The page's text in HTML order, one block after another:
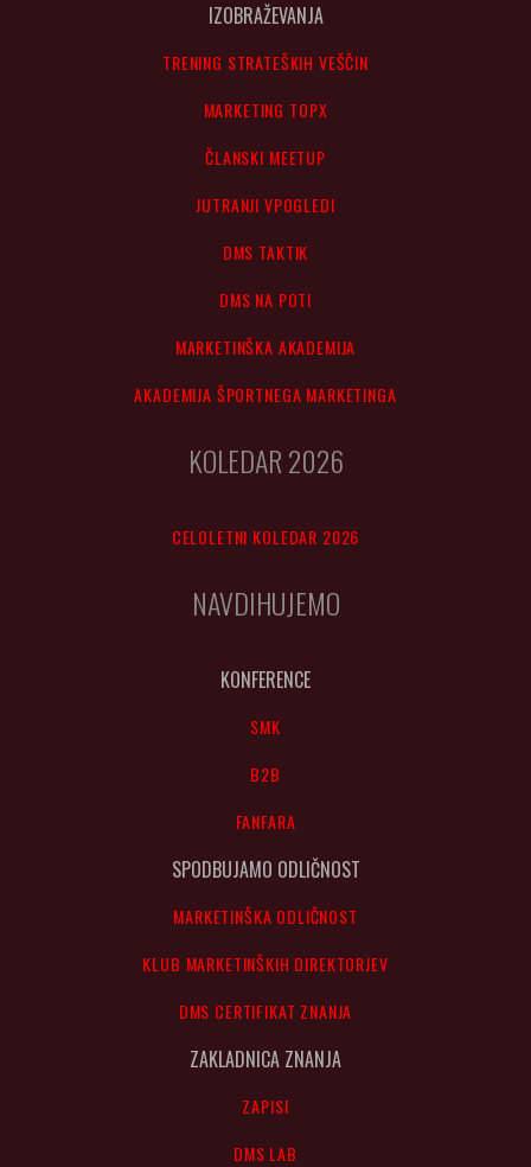
IZOBRAŽEVANJA
TRENING STRATEŠKIH VEŠČIN
MARKETING TOPX
ČLANSKI MEETUP
JUTRANJI VPOGLEDI
DMS TAKTIK
DMS NA POTI
MARKETINŠKA AKADEMIJA
AKADEMIJA ŠPORTNEGA MARKETINGA
KOLEDAR 2026
CELOLETNI KOLEDAR 2026
NAVDIHUJEMO
KONFERENCE
SMK
B2B
FANFARA
SPODBUJAMO ODLIČNOST
MARKETINŠKA ODLIČNOST
KLUB MARKETINŠKIH DIREKTORJEV
DMS CERTIFIKAT ZNANJA
ZAKLADNICA ZNANJA
ZAPISI
DMS LAB